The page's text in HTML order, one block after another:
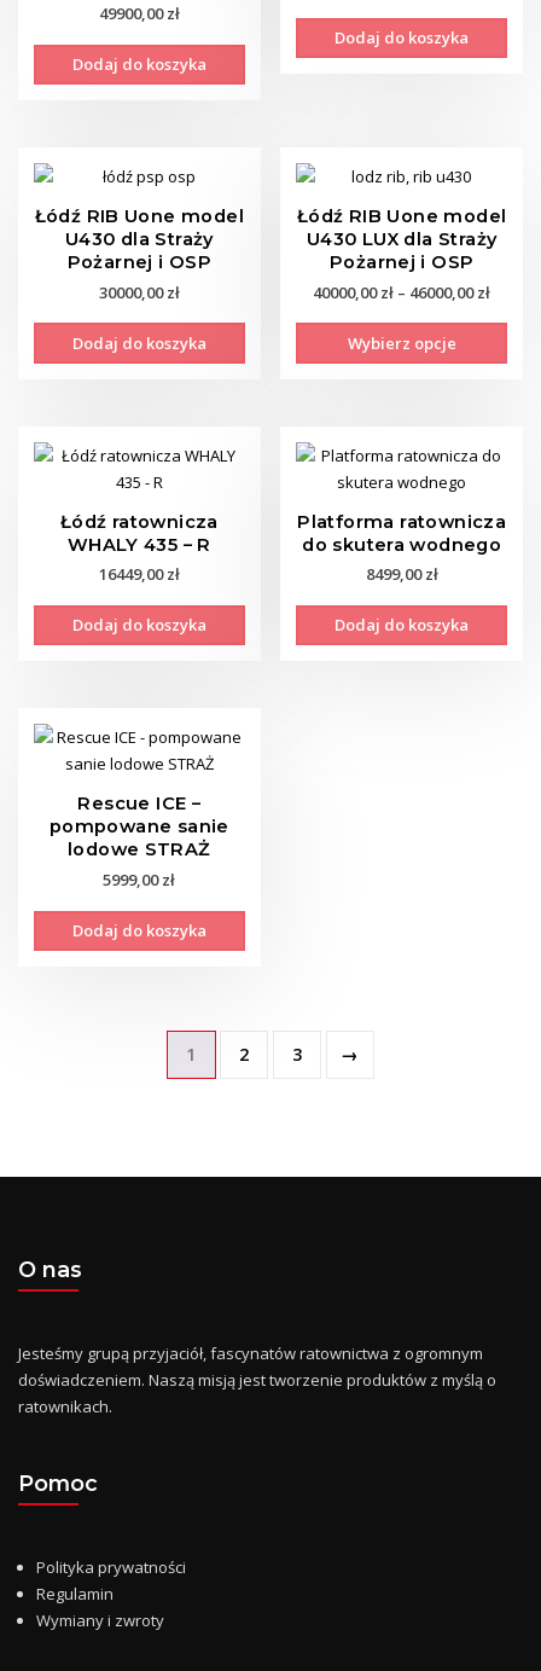
49900,00zł
Dodaj do koszyka
Dodaj do koszyka
Łódź RIB Uone model
U430 dla Straży
Pożarnej i OSP
30000,00zł
Dodaj do koszyka
Łódź RIB Uone model
U430 LUX dla Straży
Pożarnej i OSP
40000,00zł – 46000,00zł
cen:
Wybierz opcje
Ten
Łódź ratownicza
WHALY 435 – R
16449,00zł
Dodaj do koszyka
Platforma ratownicza
do skutera wodnego
8499,00zł
Dodaj do koszyka
Rescue ICE –
pompowane sanie
lodowe STRAŻ
5999,00zł
Dodaj do koszyka
1 2 3 →
O nas
Jesteśmy grupą przyjaciół, fascynatów ratownictwa z ogromnym
doświadczeniem. Naszą misją jest tworzenie produktów z myślą o
ratownikach.
Pomoc
Polityka prywatności
Regulamin
Wymiany i zwroty